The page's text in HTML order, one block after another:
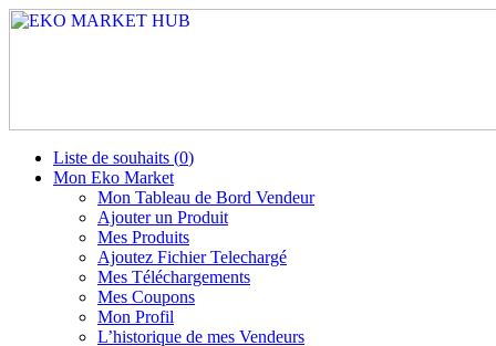
Liste de souhaits (0)
Mon Eko Market
Mon Tableau de Bord Vendeur
Ajouter un Produit
Mes Produits
Ajoutez Fichier Telechargé
Mes Téléchargements
Mes Coupons
Mon Profil
L’historique de mes Vendeurs